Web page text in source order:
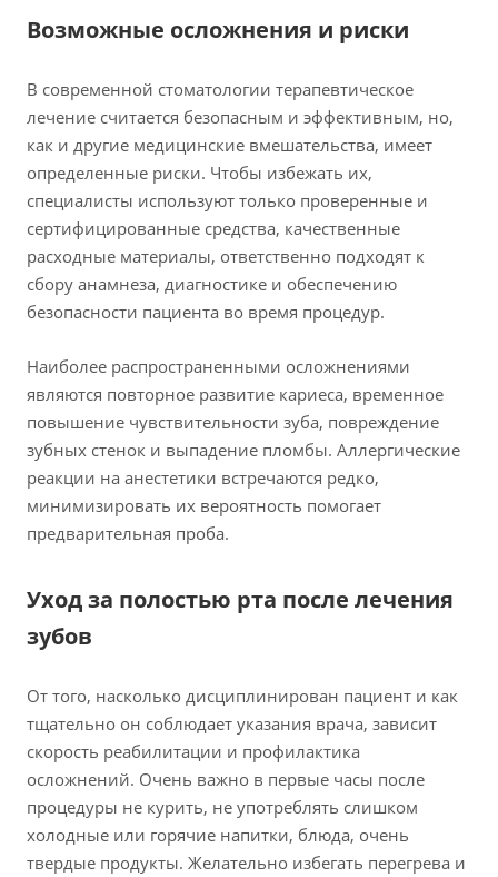
Возможные осложнения и риски
В современной стоматологии терапевтическое
лечение считается безопасным и эффективным, но,
как и другие медицинские вмешательства, имеет
определенные риски. Чтобы избежать их,
специалисты используют только проверенные и
сертифицированные средства, качественные
расходные материалы, ответственно подходят к
сбору анамнеза, диагностике и обеспечению
безопасности пациента во время процедур.
Наиболее распространенными осложнениями
являются повторное развитие кариеса, временное
повышение чувствительности зуба, повреждение
зубных стенок и выпадение пломбы. Аллергические
реакции на анестетики встречаются редко,
минимизировать их вероятность помогает
предварительная проба.
Уход за полостью рта после лечения
зубов
От того, насколько дисциплинирован пациент и как
тщательно он соблюдает указания врача, зависит
скорость реабилитации и профилактика
осложнений. Очень важно в первые часы после
процедуры не курить, не употреблять слишком
холодные или горячие напитки, блюда, очень
твердые продукты. Желательно избегать перегрева и